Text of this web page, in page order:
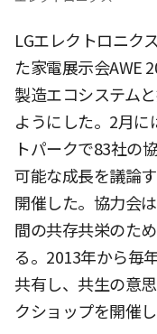
LGエレクトロニク
た家電展示会AWE
製造エコシステム
ようにした。2月に
トパークで83社の
可能な成長を議論
開催した。協力会
間の共存共栄のた
る。2013年から毎
共有し、共生の意
クショップを開催し